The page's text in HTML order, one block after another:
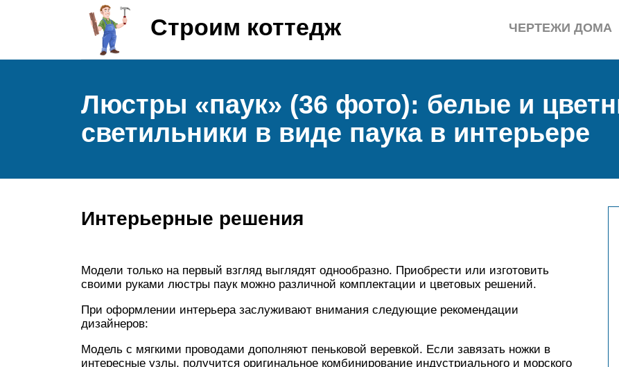
Строим коттедж ЧЕРТЕЖИ ДОМА
Люстры «паук» (36 фото): белые и
светильники в виде паука в интерьере
Интерьерные решения
Модели только на первый взгляд выглядят однообразно. Приобрести или изготовить
своими руками люстры паук можно различной комплектации и цветовых решений.
При оформлении интерьера заслуживают внимания следующие рекомендации
дизайнеров:
Модель с мягкими проводами дополняют пеньковой веревкой. Если завязать ножки в
интересные узлы, получится оригинальное комбинирование индустриального и морского